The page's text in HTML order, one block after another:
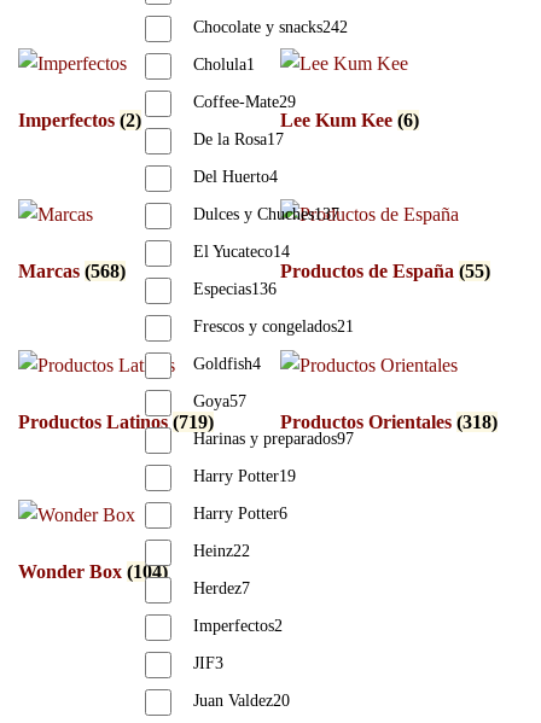
Imperfectos (2) Lee Kum Kee(6)
Marcas (568) Productos de España(55)
Productos Latinos(719) Productos Orientales(318)
Wonder Box (104)
Chocolate y snacks242
Cholula1
Coffee-Mate29
De la Rosa17
Del Huerto4
Dulces y Chuches137
El Yucateco14
Especias136
Frescos y congelados21
Goldfish4
Goya57
Harinas y preparados97
Harry Potter19
Harry Potter6
Heinz22
Herdez7
Imperfectos2
JIF3
Juan Valdez20